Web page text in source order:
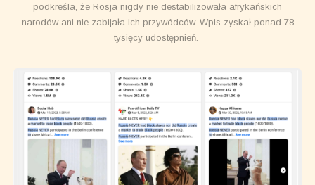
podkreśla, że Rosja nigdy nie destabilizowała afrykańskich
narodów ani nie zabijała ich przywódców. Wpis zyskał ponad 78
tysięcy udostępnień.